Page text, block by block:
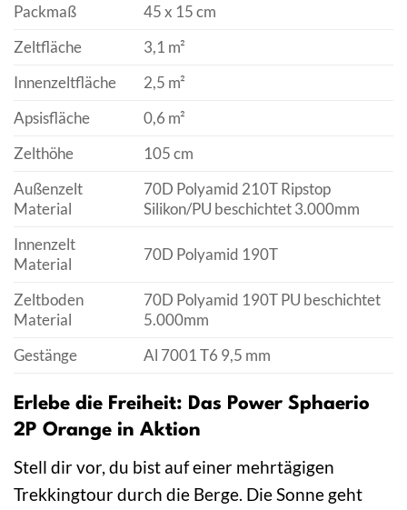
Packmaß
45 x 15 cm
Zeltfläche
3,1 m²
Innenzeltfläche
2,5 m²
Apsisfläche
0,6 m²
Zelthöhe
105 cm
Außenzelt
Material
70D Polyamid 210T Ripstop
Silikon/PU beschichtet 3.000mm
Innenzelt
Material
70D Polyamid 190T
Zeltboden
Material
70D Polyamid 190T PU beschichtet
5.000mm
Gestänge
Al 7001 T6 9,5 mm
Erlebe die Freiheit: Das Power Sphaerio
2P Orange in Aktion
Stell dir vor, du bist auf einer mehrtägigen
Trekkingtour durch die Berge. Die Sonne geht